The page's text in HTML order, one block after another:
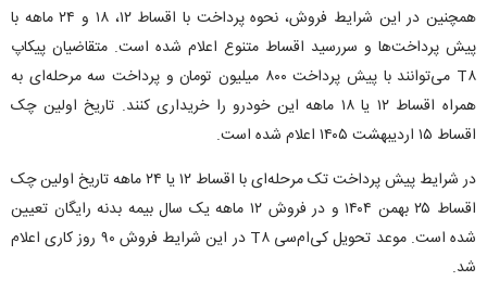
همچنین در این شرایط فروش، نحوه پرداخت با اقساط ۱۲، ۱۸ و ۲۴ ماهه با
پیش پرداخت‌ها و سررسید اقساط متنوع اعلام شده است. متقاضیان پیکاپ
T۸ می‌توانند با پیش پرداخت ۸۰۰ میلیون تومان و پرداخت سه مرحله‌ای به
همراه اقساط ۱۲ یا ۱۸ ماهه این خودرو را خریداری کنند. تاریخ اولین چک
اقساط ۱۵ اردیبهشت ۱۴۰۵ اعلام شده است.
در شرایط پیش پرداخت تک مرحله‌ای با اقساط ۱۲ یا ۲۴ ماهه تاریخ اولین چک
اقساط ۲۵ بهمن ۱۴۰۴ و در فروش ۱۲ ماهه یک سال بیمه بدنه رایگان تعیین
شده است. موعد تحویل کی‌ام‌سی T۸ در این شرایط فروش ۹۰ روز کاری اعلام
شد.